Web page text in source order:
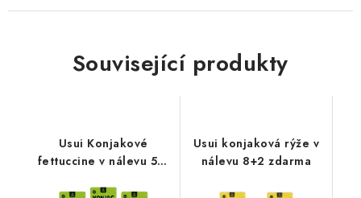
Související produkty
Usui Konjakové
fettuccine v nálevu 5+1
Usui konjaková rýže v
nálevu 8+2 zdarma